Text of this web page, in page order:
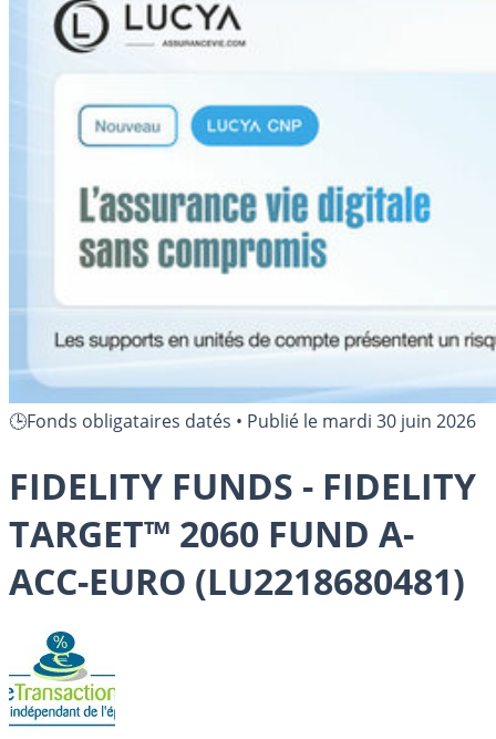
🕒Fonds obligataires datés • Publié le mardi 30 juin 2026
FIDELITY FUNDS - FIDELITY
TARGET™ 2060 FUND A-
ACC-EURO (LU2218680481)